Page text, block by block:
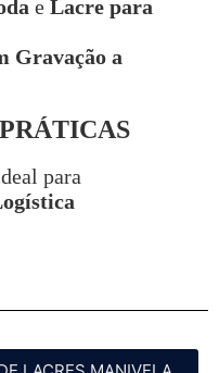
e Lacre para
Gravação a
para